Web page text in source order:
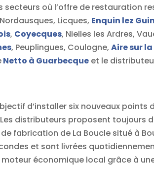
où l’offre de restauration
Licques, Enquin lez
, Coyecques, Nielles les Ardres,
, Peuplingues, Coulogne,Aire sur la
Netto à Guarbecque et le
d’installer six nouveaux
distributeurs proposent toujours
fabrication de La Boucle situé à
et sont livrées
économique local grâce à